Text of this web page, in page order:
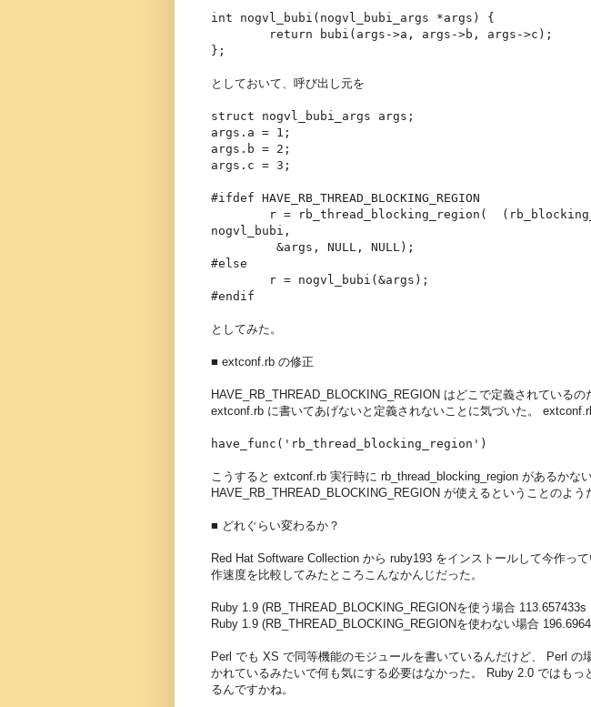
int nogvl_bubi(nogvl_bubi_args *args) {
return bubi(args->a, args->b, args->c);
};
としておいて、呼び出し元を
struct nogvl_bubi_args args;
args.a = 1;
args.b = 2;
args.c = 3;
#ifdef HAVE_RB_THREAD_BLOCKING_REGION
r = rb_thread_blocking_region(
nogvl_bubi,
&args, NULL, NULL);
#else
r = nogvl_bubi(&args);
#endif
としてみた。
■ extconf.rb の修正
HAVE_RB_THREAD_BLOCKING_REGION はどこで定義されているの
extconf.rb に書いてあげないと定義されないことに気づいた。
have_func('rb_thread_blocking_region')
こうすると extconf.rb 実行時に rb_thread_blocking_region があるかな
HAVE_RB_THREAD_BLOCKING_REGION が使えるということのよう
■ どれぐらい変わるか？
Red Hat Software Collection から ruby193 をインストールして今作っ
作速度を比較してみたところこんなかんじだった。
Ruby 1.9 (RB_THREAD_BLOCKING_REGIONを使う場合 113.657433s
Ruby 1.9 (RB_THREAD_BLOCKING_REGIONを使わない場合
Perl でも XS で同等機能のモジュールを書いているんだけど、 Perl の
かれているみたいで何も気にする必要はなかった。 Ruby 2.0 ではもっ
るんですかね。